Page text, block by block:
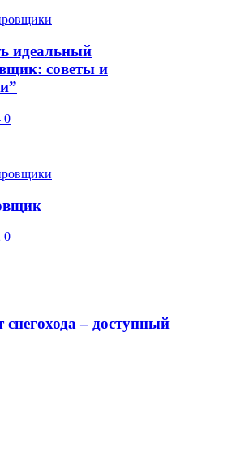
идеальный
советы и
0
0
– доступный